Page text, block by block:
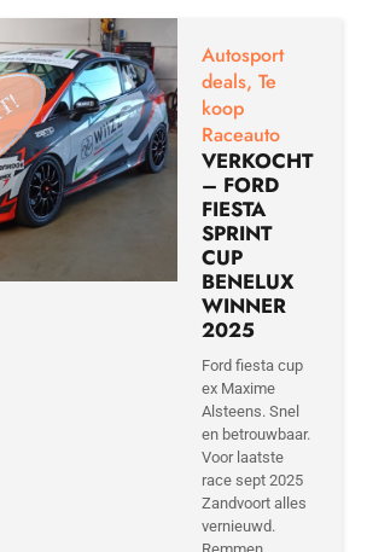
Autosport
deals, Te
koop
Raceauto
VERKOCHT
– FORD
FIESTA
SPRINT
CUP
BENELUX
WINNER
2025
Ford fiesta cup
ex Maxime
Alsteens. Snel
en betrouwbaar.
Voor laatste
race sept 2025
Zandvoort alles
vernieuwd.